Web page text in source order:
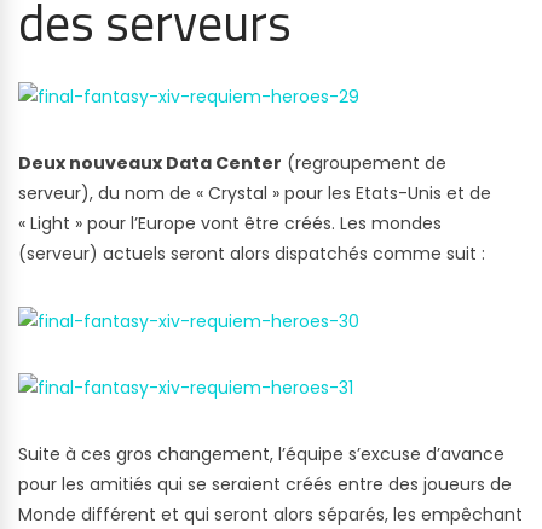
des serveurs
Deux nouveaux Data Center (regroupement de
serveur), du nom de « Crystal » pour les Etats-Unis et de
« Light » pour l’Europe vont être créés. Les mondes
(serveur) actuels seront alors dispatchés comme suit :
Suite à ces gros changement, l’équipe s’excuse d’avance
pour les amitiés qui se seraient créés entre des joueurs de
Monde différent et qui seront alors séparés, les empêchant